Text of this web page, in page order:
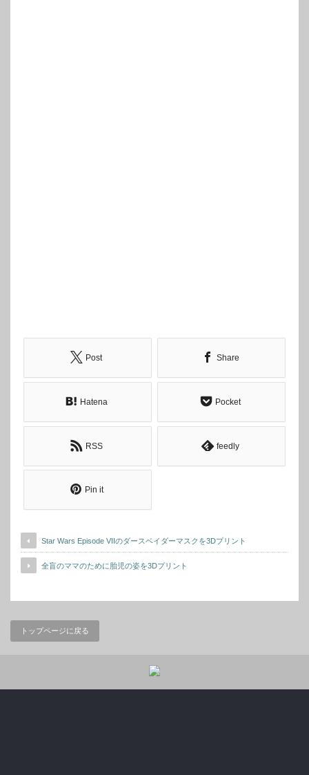
Post Share
Hatena Pocket
RSS feedly
Pin it
Star Wars Episode VIIのダースベイダーマスクを3Dプリント
全盲のママのために胎児の姿を3Dプリント
トップページに戻る